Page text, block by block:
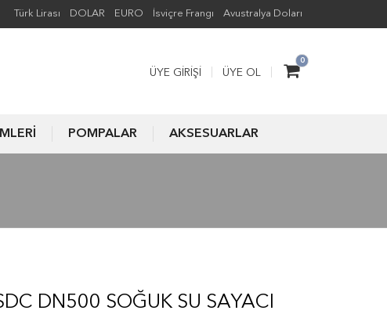
Türk Lirası DOLAR EURO İsviçre Frangı Avustralya Doları
0
ÜYE GIRIŞI ÜYE OL
POMPALAR AKSESUARLAR
DN500 SOĞUK SU SAYACI